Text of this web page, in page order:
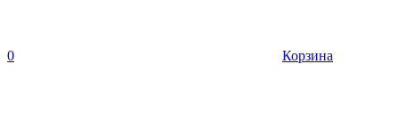
0 Корзина